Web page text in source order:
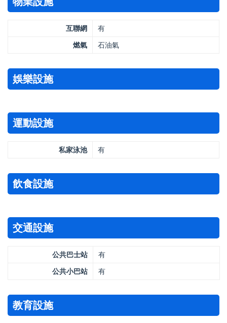
互聯網
有
燃氣
石油氣
娛樂設施
運動設施
私家泳池 有
飲食設施
交通設施
公共巴士站
有
公共小巴站
有
教育設施